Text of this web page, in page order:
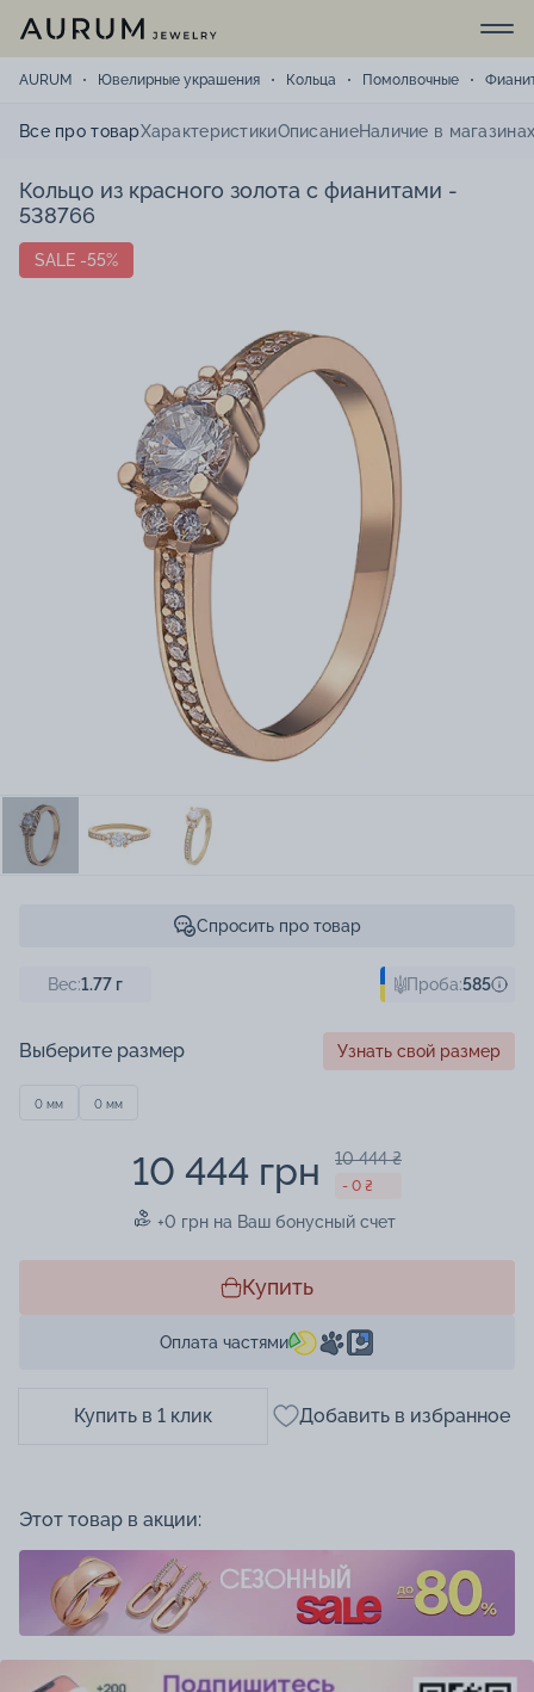
AURUM Ювелирные украшения Кольца Помолвочные
Все про товарХарактеристикиОписаниеНаличие в
Кольцо из красного золота с фианитами -
538766
SALE -55%
Спросить про товар
Вес:1.77 г Проба:585
Выберите размер Узнать свой размер
0 мм 0 мм
10 444 грн 10 444 ₴
- 0 ₴
+0 грн на Ваш бонусный счет
Купить
Оплата частями
Купить в 1 клик Добавить в избранное
Этот товар в акции: